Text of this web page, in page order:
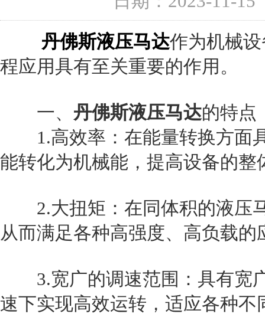
丹佛斯液压马达作为机械
程应用具有至关重要的作用。
一、 丹佛斯液压马达的特点
1.高效率：在能量转换方面
能转化为机械能，提高设备的整
2.大扭矩：在同体积的液压
从而满足各种高强度、高负载的
3.宽广的调速范围：具有宽
速下实现高效运转，适应各种不